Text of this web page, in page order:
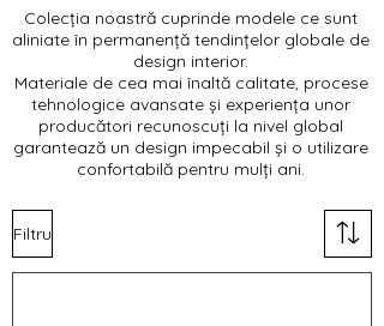
Colecția noastră cuprinde modele ce sunt
aliniate în permanență tendințelor globale de
design interior.
Materiale de cea mai înaltă calitate, procese
tehnologice avansate și experiența unor
producători recunoscuți la nivel global
garantează un design impecabil și o utilizare
confortabilă pentru mulți ani.
Filtru